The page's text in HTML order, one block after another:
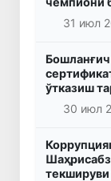
31 июл
ўтказиш
30 июл